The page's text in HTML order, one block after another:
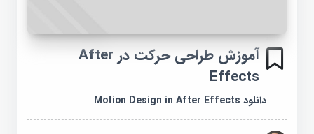
آموزش طراحی حرکت در After
Effects
دانلود Motion Design in After Effects